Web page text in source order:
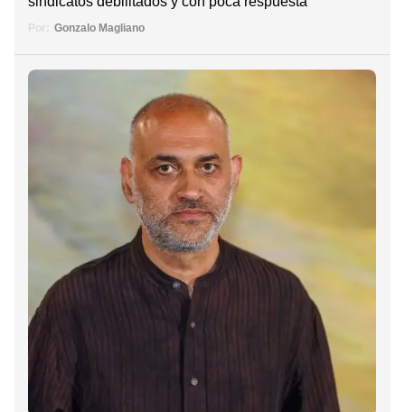
Por: Gonzalo Magliano